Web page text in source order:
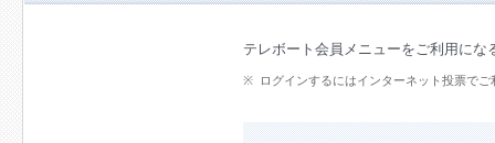
テレボート会員メニューをご利用にな
ログインするにはインターネット投票で